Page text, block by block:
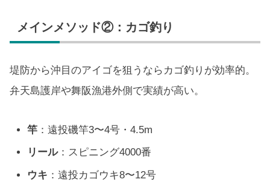
メインメソッド②：カゴ釣り
堤防から沖目のアイゴを狙うならカゴ釣りが効率的。
弁天島護岸や舞阪漁港外側で実績が高い。
竿 ：遠投磯竿3〜4号・4.5m
リール：スピニング4000番
ウキ ：遠投カゴウキ8〜12号